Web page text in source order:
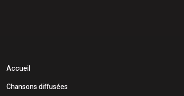
Accueil
Chansons diffusées